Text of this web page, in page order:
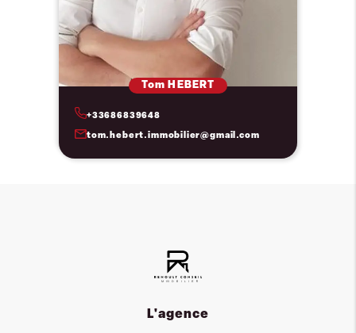
Tom HEBERT
+33686839648
tom.hebert.immobilier@gmail.com
L'agence